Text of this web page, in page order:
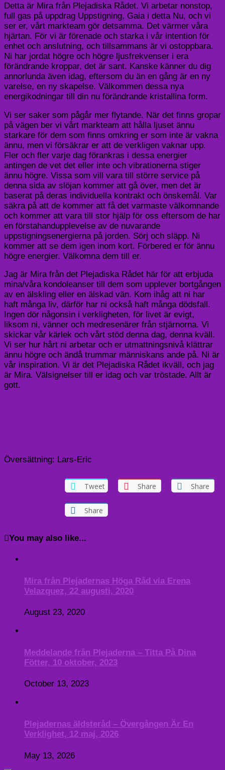
Detta är Mira från Plejadiska Rådet. Vi arbetar nonstop,
full gas på uppdrag Uppstigning, Gaia i detta Nu, och vi
ser er, vårt markteam gör detsamma. Det värmer våra
hjärtan. För vi är förenade och starka i vår intention för
enhet och anslutning, och tillsammans är vi ostoppbara.
Ni har jordat högre och högre ljusfrekvenser i era
förändrande kroppar, det är sant. Kanske känner du dig
annorlunda även idag, eftersom du än en gång är en ny
varelse, en ny skapelse. Välkommen dessa nya
energikodningar till din nu förändrande kristallina form.
Vi ser saker som pågår mer flytande. När det finns gropar
på vägen ber vi vårt markteam att hålla ljuset ännu
starkare för dem som finns omkring er som inte är vakna
ännu, men vi försäkrar er att de verkligen vaknar upp.
Fler och fler varje dag förankras i dessa energier
antingen de vet det eller inte och vibrationerna stiger
ännu högre. Vissa som vill vara till större service på
denna sida av slöjan kommer att gå över, men det är
baserat på deras individuella kontrakt och önskemål. Var
säkra på att de kommer att få det varmaste välkomnande
och kommer att vara till stor hjälp för oss eftersom de har
en förstahandupplevelse av de nuvarande
uppstigningsenergierna på jorden. Sörj och släpp. Ni
kommer att se dem igen inom kort. Förbered er för ännu
högre energier. Välkomna dem till er.
Jag är Mira från det Plejadiska Rådet här för att erbjuda
mina/våra kondoleanser till dem som upplever bortgången
av en älskling eller en älskad vän. Kom ihåg att ni har
haft många liv, därför har ni också haft många dödsfall.
Ingen dör någonsin i verkligheten, för livet är evigt,
liksom ni, vänner och medresenärer från stjärnorna. Vi
skickar vår kärlek och vårt stöd denna dag, denna kväll.
Vi ser hur hårt ni arbetar och er utmattningsnivå klättrar
ännu högre och ändå trummar människans ande på. Ni är
vår inspiration. Vi är det Plejadiska Rådet ikväll, och jag
är Mira. Välsignelser till er idag och var tröstade. Allt är
gott.
Översättning: Lars-Eric
Tweet Share Share
Share
You may also like...
Mira från Plejadernas Höga Råd via Erena
Velazquez, 22 augusti, 2020
August 23, 2020
Meddelande från Plejaderna – Titta På Dina
Fötter, 10 oktober, 2023
October 13, 2023
Plejadernas äldsteråd – Övergången Är En
Verklighet, 12 maj, 2026
May 13, 2026